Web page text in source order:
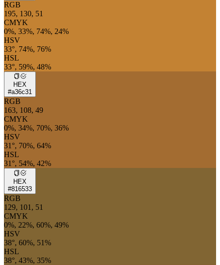
RGB
195, 130, 51
CMYK
0%, 33%, 74%, 24%
HSV
33°, 74%, 76%
HSL
33°, 59%, 48%
HEX
#a36c31
RGB
163, 108, 49
CMYK
0%, 34%, 70%, 36%
HSV
31°, 70%, 64%
HSL
31°, 54%, 42%
HEX
#816533
RGB
129, 101, 51
CMYK
0%, 22%, 60%, 49%
HSV
38°, 60%, 51%
HSL
38°, 43%, 35%